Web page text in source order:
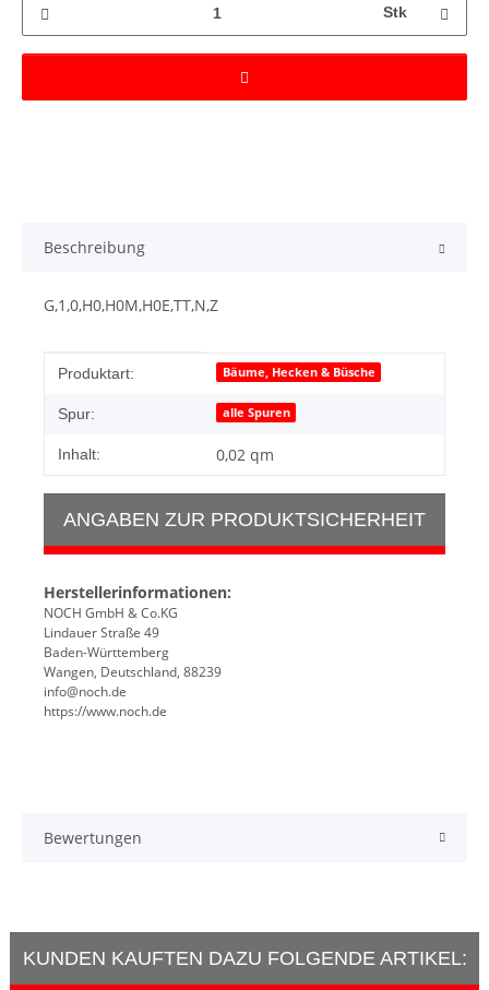
Stk
Beschreibung
G,1,0,H0,H0M,H0E,TT,N,Z
Produkteigenschaft
Wert
Produktart: Bäume, Hecken & Büsche
Spur: alle Spuren
Inhalt: 0,02 qm
ANGABEN ZUR PRODUKTSICHERHEIT
Herstellerinformationen:
NOCH GmbH & Co.KG
Lindauer Straße 49
Baden-Württemberg
Wangen, Deutschland, 88239
info@noch.de
https://www.noch.de
Bewertungen
KUNDEN KAUFTEN DAZU FOLGENDE ARTIKEL: